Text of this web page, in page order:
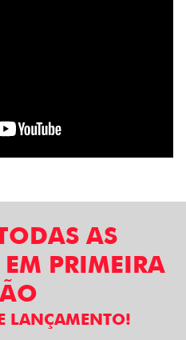
AS
PRIMEIRA
LANÇAMENTO!